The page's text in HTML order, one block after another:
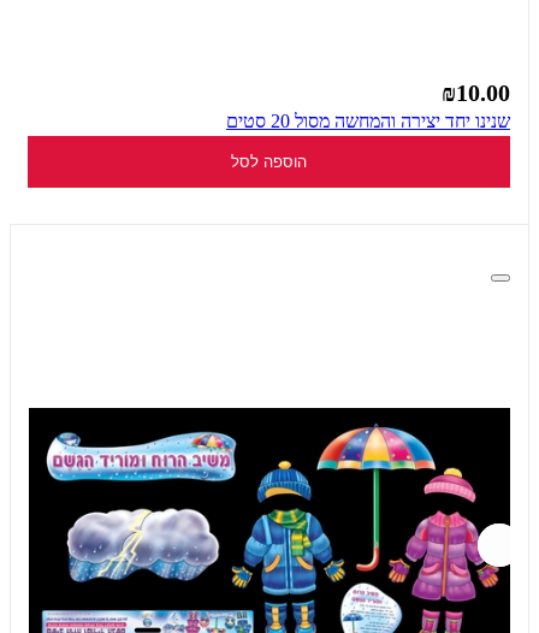
₪10.00
שנינו יחד יצירה והמחשה מסול 20 סטים
הוספה לסל